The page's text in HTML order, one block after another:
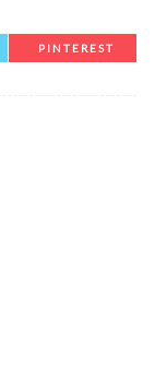
PINTEREST